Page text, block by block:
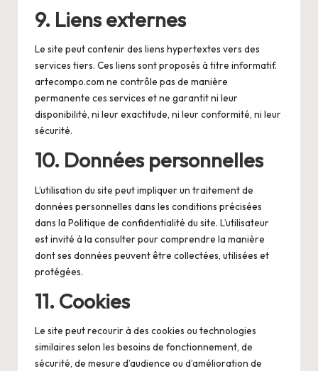
9. Liens externes
Le site peut contenir des liens hypertextes vers des
services tiers. Ces liens sont proposés à titre informatif.
artecompo.com ne contrôle pas de manière
permanente ces services et ne garantit ni leur
disponibilité, ni leur exactitude, ni leur conformité, ni leur
sécurité.
10. Données personnelles
L’utilisation du site peut impliquer un traitement de
données personnelles dans les conditions précisées
dans la Politique de confidentialité du site. L’utilisateur
est invité à la consulter pour comprendre la manière
dont ses données peuvent être collectées, utilisées et
protégées.
11. Cookies
Le site peut recourir à des cookies ou technologies
similaires selon les besoins de fonctionnement, de
sécurité, de mesure d’audience ou d’amélioration de